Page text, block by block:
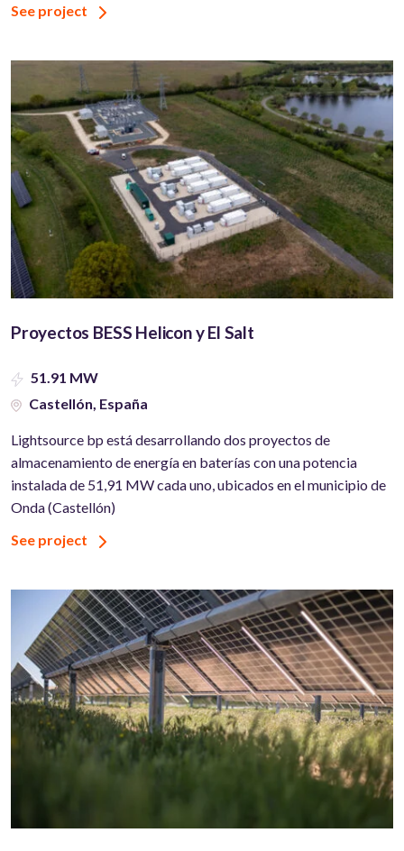
See project
Proyectos BESS Helicon y El Salt
51.91 MW
Castellón, España
Lightsource bp está desarrollando dos proyectos de
almacenamiento de energía en baterías con una potencia
instalada de 51,91 MW cada uno, ubicados en el municipio de
Onda (Castellón)
See project